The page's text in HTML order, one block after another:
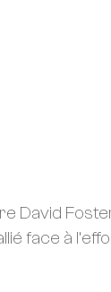
David
face à